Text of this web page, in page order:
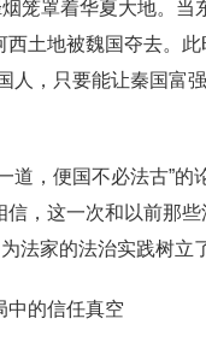
笼罩着华夏大地。当
西土地被魏国夺去。
人，只要能让秦国富
道，便国不必法古”
，这一次和以前那些
法家的法治实践树立
中的信任真空